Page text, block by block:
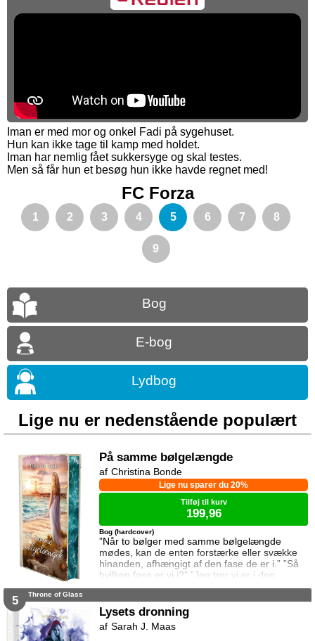
Iman er med mor og onkel Fadi på sygehuset.
Hun kan ikke tage til kamp med holdet.
Iman har nemlig fået sukkersyge og skal testes.
Men så får hun et besøg hun ikke havde regnet med!
FC Forza
1 2 3 4 5 6 7 8
9
Bog
E-bog
Lydbog
Lige nu er nedenstående populært
På samme bølgelængde
”Når to bølger med samme bølgelængde
mødes, kan de enten forstærke eller svække
hinanden, afhængigt af den fase de er i.” ”Så
hvilken fase er vi i?” ”Jeg tror vi er i den
samme fase.” To ting er vigtige for Elina da
sætte sin afdøde fars hus til salg. Salget skal
gå hurtigt, og hendes ophold skal være kort.
Elina har ikke besøgt byen siden hendes far
Bog (hardcover)
Lige nu sparer du 20%
Christina Bonde
Tilføj til kurv
199,96
5 Throne of Glass
Lysets dronning
Sarah J. Maas